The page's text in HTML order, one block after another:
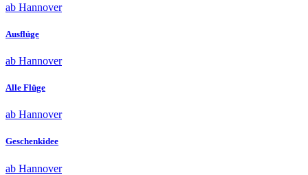
ab Hannover
Ausflüge
ab Hannover
Alle Flüge
ab Hannover
Geschenkidee
ab Hannover